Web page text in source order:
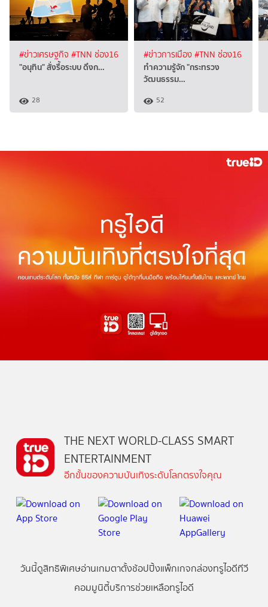
#ข่าวเศรษฐกิจ #TNN ช่อง16
"อนุทิน" สั่งรื้อระบบ ดึงก…
28
#ข่าวการเมือง#TNN ช่อง16
ทำความรู้จัก "กระทรวง
วัฒนธรรม…
52
THE NEXT WORLD-CLASS SMART
ENTERTAINMENT
อีกขั้นของความบันเทิงระดับโลกตรงใจคุณ
วันนี้ดูสิทธิพิเศษอ่านเกมตาตั้งช้อปปิ้งแพ็กเกจกล่องทรูไอดีทีวี
คอมมูนิตี้บริการช่วยเหลือทรูไอดี